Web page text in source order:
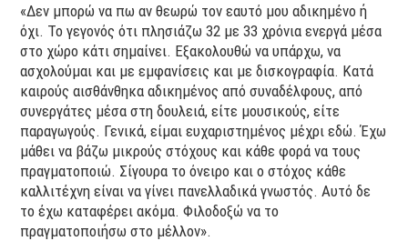
«Δεν μπορώ να πω αν θεωρώ τον εαυτό μου αδικημένο ή
όχι. Το γεγονός ότι πλησιάζω 32 με 33 χρόνια ενεργά μέσα
στο χώρο κάτι σημαίνει. Εξακολουθώ να υπάρχω, να
ασχολούμαι και με εμφανίσεις και με δισκογραφία. Κατά
καιρούς αισθάνθηκα αδικημένος από συναδέλφους, από
συνεργάτες μέσα στη δουλειά, είτε μουσικούς, είτε
παραγωγούς. Γενικά, είμαι ευχαριστημένος μέχρι εδώ. Έχω
μάθει να βάζω μικρούς στόχους και κάθε φορά να τους
πραγματοποιώ. Σίγουρα το όνειρο και ο στόχος κάθε
καλλιτέχνη είναι να γίνει πανελλαδικά γνωστός. Αυτό δε
το έχω καταφέρει ακόμα. Φιλοδοξώ να το
πραγματοποιήσω στο μέλλον».